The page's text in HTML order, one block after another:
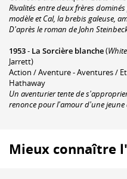
Rivalités entre deux frères
modèle et Cal, la brebis galeuse,
D'après le roman de John
1953- La Sorcière blanche(
Jarrett)
Action / Aventure - Aventures /
Hathaway
Un aventurier tente de
renonce pour l'amour d'une jeune
Mieux connaître